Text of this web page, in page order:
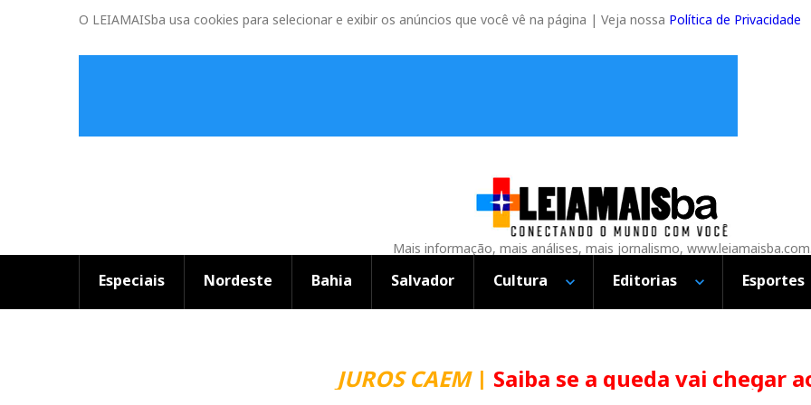
O LEIAMAISba usa cookies para selecionar e exibir os anúncios que você vê na página | Veja nossa Política de Privacidade
Mais informação, mais análises, mais jornalismo,
Especiais Nordeste Bahia Salvador Cultura Editorias Esportes
JUROS CAEM|Saiba se a queda vai chegar ao